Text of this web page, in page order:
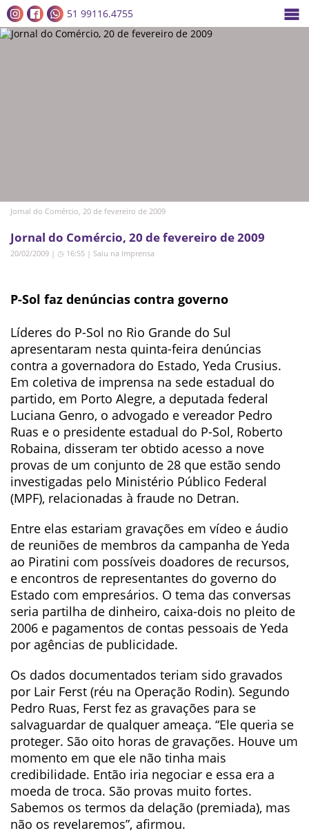
51 99116.4755
Jornal do Comércio, 20 de fevereiro de 2009
Jornal do Comércio, 20 de fevereiro de 2009
20/02/2009 | ◷ 16:55 | Saiu na Imprensa
P-Sol faz denúncias contra governo
Líderes do P-Sol no Rio Grande do Sul
apresentaram nesta quinta-feira denúncias
contra a governadora do Estado, Yeda Crusius.
Em coletiva de imprensa na sede estadual do
partido, em Porto Alegre, a deputada federal
Luciana Genro, o advogado e vereador Pedro
Ruas e o presidente estadual do P-Sol, Roberto
Robaina, disseram ter obtido acesso a nove
provas de um conjunto de 28 que estão sendo
investigadas pelo Ministério Público Federal
(MPF), relacionadas à fraude no Detran.
Entre elas estariam gravações em vídeo e áudio
de reuniões de membros da campanha de Yeda
ao Piratini com possíveis doadores de recursos,
e encontros de representantes do governo do
Estado com empresários. O tema das conversas
seria partilha de dinheiro, caixa-dois no pleito de
2006 e pagamentos de contas pessoais de Yeda
por agências de publicidade.
Os dados documentados teriam sido gravados
por Lair Ferst (réu na Operação Rodin). Segundo
Pedro Ruas, Ferst fez as gravações para se
salvaguardar de qualquer ameaça. “Ele queria se
proteger. São oito horas de gravações. Houve um
momento em que ele não tinha mais
credibilidade. Então iria negociar e essa era a
moeda de troca. São provas muito fortes.
Sabemos os termos da delação (premiada), mas
não os revelaremos”, afirmou.